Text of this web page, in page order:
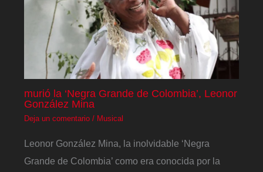
murió la ‘Negra Grande de Colombia’, Leonor
González Mina
Deja un comentario / Musical
Leonor González Mina, la inolvidable ‘Negra
Grande de Colombia’ como era conocida por la